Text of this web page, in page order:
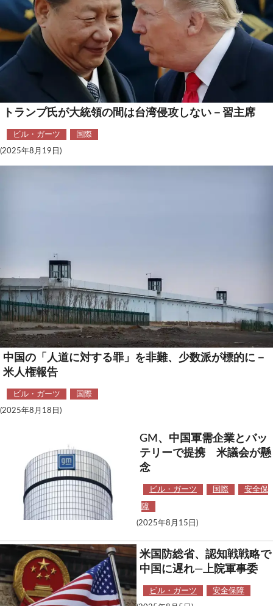
航空宇宙・防衛
国境・移民政策
テクノロジー
コメンタリー
社説
トランプ氏が大統領の間は台湾侵攻しない－習主席
ビル・ガーツ 国際
(2025年8月19日)
中国の「人道に対する罪」を非難、少数派が標的に－
米人権報告
ビル・ガーツ 国際
(2025年8月18日)
GM、中国軍需企業とバッ
テリーで提携 米議会が懸
念
ビル・ガーツ 国際 安全保
障
(2025年8月15日)
米国防総省、認知戦戦略で
中国に遅れ―上院軍事委
ビル・ガーツ 安全保障